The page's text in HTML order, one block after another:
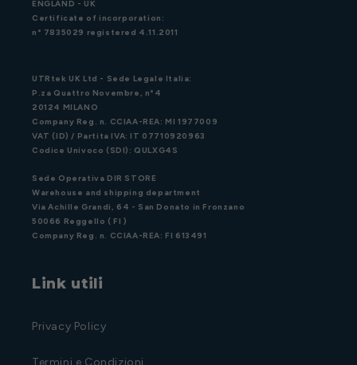
ENGLAND - UK
Certificate of incorporation:
n° 7835029 registered 4.11.2011
UTRtek UK Ltd - Sede Legale Italia:
P.za Quattro Novembre, n°4
20124 MILANO
Company Reg. n. CCIAA-REA: MI 1977009
VAT (ID) / Partita IVA: IT 07710920963
Codice Univoco (SDI): QULXG4S
Sede Operativa DIR STORE
Warehouse and shipping department
Via Achille Grandi, 64 - San Donato in Fronzano
50066 Reggello ( FI )
Company Reg. n. CCIAA-REA: FI 613491
Link utili
Privacy Policy
Termini e Condizioni